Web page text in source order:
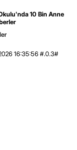
10 Bin Anne
16:35:56 #.0.3#